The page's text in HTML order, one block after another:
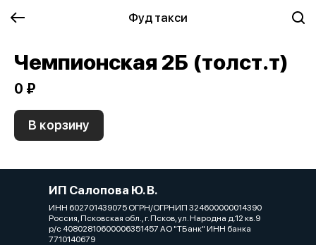
Фуд такси
Чемпионская 2Б (толст.т)
0 ₽
В корзину
ИП Салопова Ю. В.
ИНН 602701439075 ОГРН/ОГРНИП 324600000014390
Россия, Псковская обл., г. Псков, ул. Народна д.12 кв.9
р/с 40802810600006351457 АО "ТБанк" ИНН банка
7710140679